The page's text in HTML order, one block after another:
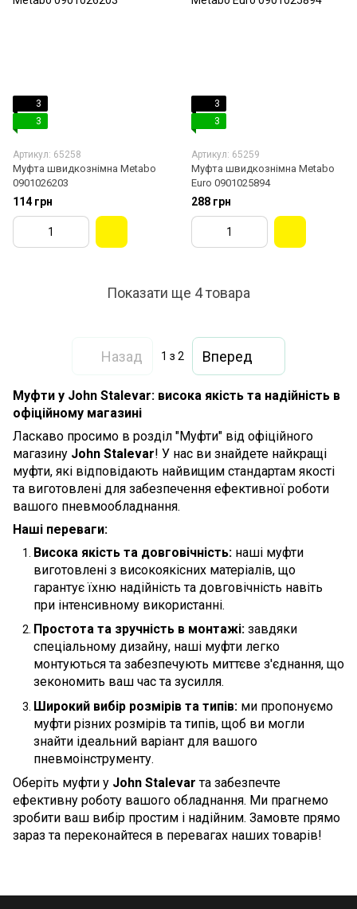
3
3
Артикул: 65258
Муфта швидкознімна Metabo
0901026203
114 грн
3
3
Артикул: 65259
Муфта швидкознімна Metabo
Euro 0901025894
288 грн
Показати ще 4 товара
Назад 1 з 2 Вперед
Муфти у John Stalevar: висока якість та надійність в
офіційному магазині
Ласкаво просимо в розділ "Муфти" від офіційного
магазину John Stalevar! У нас ви знайдете найкращі
муфти, які відповідають найвищим стандартам якості
та виготовлені для забезпечення ефективної роботи
вашого пневмообладнання.
Наші переваги:
Висока якість та довговічність: наші муфти
виготовлені з високоякісних матеріалів, що
гарантує їхню надійність та довговічність навіть
при інтенсивному використанні.
Простота та зручність в монтажі: завдяки
спеціальному дизайну, наші муфти легко
монтуються та забезпечують миттєве з'єднання, що
зекономить ваш час та зусилля.
Широкий вибір розмірів та типів: ми пропонуємо
муфти різних розмірів та типів, щоб ви могли
знайти ідеальний варіант для вашого
пневмоінструменту.
Оберіть муфти у John Stalevar та забезпечте
ефективну роботу вашого обладнання. Ми прагнемо
зробити ваш вибір простим і надійним. Замовте прямо
зараз та переконайтеся в перевагах наших товарів!